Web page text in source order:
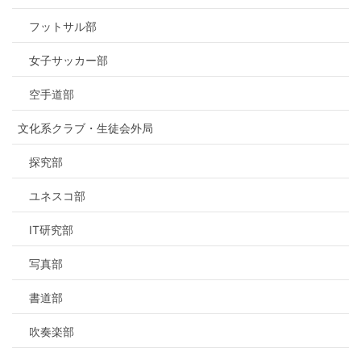
フットサル部
女子サッカー部
空手道部
文化系クラブ・生徒会外局
探究部
ユネスコ部
IT研究部
写真部
書道部
吹奏楽部